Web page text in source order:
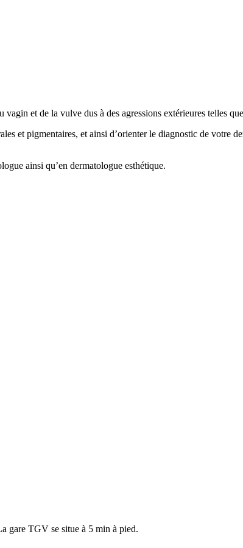
vagin et de la vulve dus à des agressions extérieures telles
et pigmentaires, et ainsi d’orienter le diagnostic de votre
ainsi qu’en dermatologue esthétique.
gare TGV se situe à 5 min à pied.